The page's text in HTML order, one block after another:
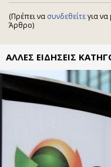
(Πρέπει να συνδεθείτεγια
Άρθρο)
ΑΛΛΕΣ ΕΙΔΗΣΕΙΣ